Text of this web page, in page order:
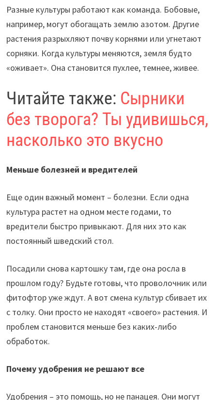
Разные культуры работают как команда. Бобовые,
например, могут обогащать землю азотом. Другие
растения разрыхляют почву корнями или угнетают
сорняки. Когда культуры меняются, земля будто
«оживает». Она становится пухлее, темнее, живее.
Читайте также: Сырники
без творога? Ты удивишься,
насколько это вкусно
Меньше болезней и вредителей
Еще один важный момент – болезни. Если одна
культура растет на одном месте годами, то
вредители быстро привыкают. Для них это как
постоянный шведский стол.
Посадили снова картошку там, где она росла в
прошлом году? Будьте готовы, что проволочник или
фитофтор уже ждут. А вот смена культур сбивает их
с толку. Они просто не находят «своего» растения. И
проблем становится меньше без каких-либо
обработок.
Почему удобрения не решают все
Удобрения – это помощь, но не панацея. Они могут